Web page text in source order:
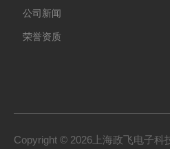
公司新闻
荣誉资质
Copyright © 2026上海政飞电子